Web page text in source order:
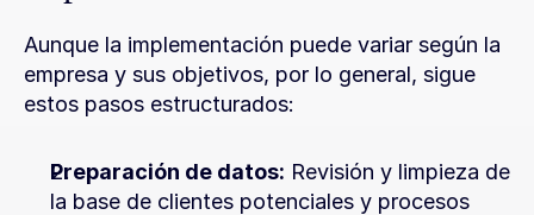
Aunque la implementación puede variar según la
empresa y sus objetivos, por lo general, sigue
estos pasos estructurados:
Preparación de datos: Revisión y limpieza de
la base de clientes potenciales y procesos